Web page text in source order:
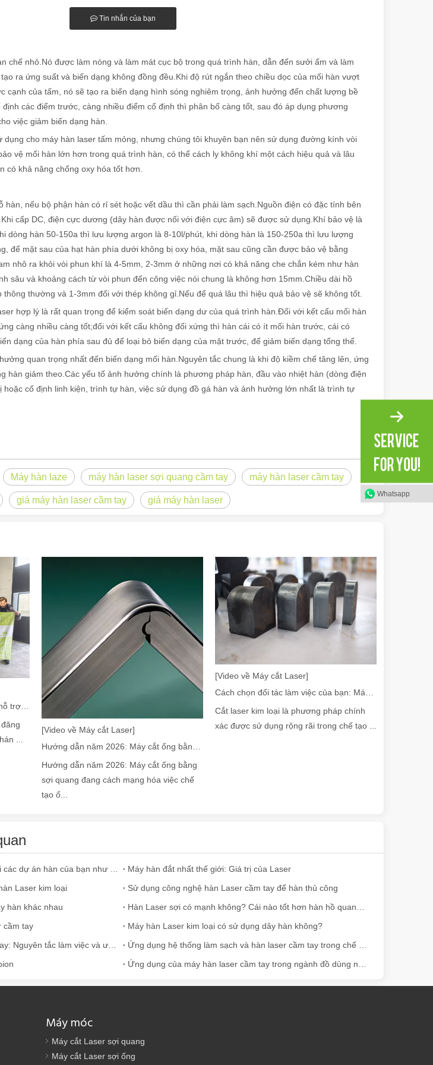
một thiết bị thay đổi cuộc chơi. Máy hàn laser cầm tay nổi bật, mang đến sự kết hợp hoàn hảo giữa tính di
nghiệp nhỏ, người có sở thích hay là thành viên của một hoạt động sản xuất lớn hơn thì giá thành của
bị hàn laser nổi bật như là nền tảng của quá trình nối chất lượng cao. Với độ chính xác, tốc độ và tính linh
trong lĩnh vực làm sạch công nghiệp, sự lựa chọn công nghệ làm sạch có tác động quan trọng đến hiệu
sản xuất và công nghiệp hiện đại, các máy đánh dấu laser đã nổi lên như các công cụ không thể thiếu,
Tin nhắn của bạn
chế nhỏ.Nó được làm nóng và làm mát cục bộ trong quá trình hàn, dẫn đến sưởi ấm và làm
ra ứng suất và biến dạng không đồng đều.Khi độ rút ngắn theo chiều dọc của mối hàn vượt
cạnh của tấm, nó sẽ tạo ra biến dạng hình sóng nghiêm trọng, ảnh hưởng đến chất lượng bề
các điểm trước, càng nhiều điểm cố định thì phân bố càng tốt, sau đó áp dụng phương
việc giảm biến dạng hàn.
dụng cho máy hàn laser tấm mỏng, nhưng chúng tôi khuyên bạn nên sử dụng đường kính vòi
vệ mối hàn lớn hơn trong quá trình hàn, có thể cách ly không khí một cách hiệu quả và lâu
có khả năng chống oxy hóa tốt hơn.
hàn, nếu bộ phận hàn có rỉ sét hoặc vết dầu thì cần phải làm sạch.Nguồn điện có đặc tính bên
cấp DC, điện cực dương (dây hàn được nối với điện cực âm) sẽ được sử dụng.Khí bảo vệ là
dòng hàn 50-150a thì lưu lượng argon là 8-10l/phút, khi dòng hàn là 150-250a thì lưu lượng
để mặt sau của hạt hàn phía dưới không bị oxy hóa, mặt sau cũng cần được bảo vệ bằng
nhô ra khỏi vòi phun khí là 4-5mm, 2-3mm ở những nơi có khả năng che chắn kém như hàn
sâu và khoảng cách từ vòi phun đến công việc nói chung là không hơn 15mm.Chiều dài hồ
thường và 1-3mm đối với thép không gỉ.Nếu để quá lâu thì hiệu quả bảo vệ sẽ không tốt.
hợp lý là rất quan trọng để kiểm soát biến dạng dư của quá trình hàn.Đối với kết cấu mối hàn
càng nhiều càng tốt;đối với kết cấu không đối xứng thì hàn cái có ít mối hàn trước, cái có
dạng của hàn phía sau đủ để loại bỏ biến dạng của mặt trước, để giảm biến dạng tổng thể.
quan trọng nhất đến biến dạng mối hàn.Nguyên tắc chung là khi độ kiềm chế tăng lên, ứng
hàn giảm theo.Các yếu tố ảnh hưởng chính là phương pháp hàn, đầu vào nhiệt hàn (dòng điện
cố định linh kiện, trình tự hàn, việc sử dụng đồ gá hàn và ảnh hưởng lớn nhất là trình tự
Máy hàn laze máy hàn laser sợi quang cầm tay máy hàn laser cầm tay
giá máy hàn laser cầm tay giá máy hàn laser
...
[Video về Máy cắt Laser]
Hướng dẫn năm 2026: Máy cắt ống bằng
sợi quang đang cách mạng hóa việc chế
tạo ố...
[Video về Máy cắt Laser]
Cách chọn đối tác làm việc của bạn: Máy cắt Laser
Cắt laser kim loại là phương pháp chính
xác được sử dụng rộng rãi trong chế tạo ...
Máy hàn đắt nhất thế giới: Giá trị của Laser
Laser kim loại
Sử dụng công nghệ hàn Laser cầm tay để hàn thủ công
hàn khác nhau
cầm tay
Máy hàn Laser kim loại có sử dụng dây hàn không?
Whatsapp
Máy móc
Máy cắt Laser sợi quang
Máy cắt Laser sợi ống